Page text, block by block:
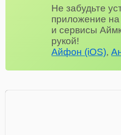
Не забудьте
приложение
и сервисы
рукой!
Айфон (iOS),